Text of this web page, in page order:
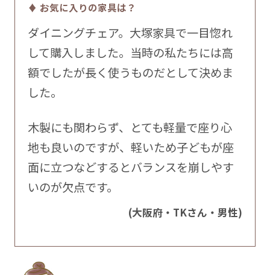
♦ お気に入りの家具は？
ダイニングチェア。大塚家具で一目惚れ
して購入しました。当時の私たちには高
額でしたが長く使うものだとして決めま
した。
木製にも関わらず、とても軽量で座り心
地も良いのですが、軽いため子どもが座
面に立つなどするとバランスを崩しやす
いのが欠点です。
(大阪府・TKさん・男性)